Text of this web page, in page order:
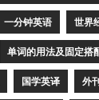
一分钟英语 世界
单词的用法及固定搭
国学英译 外